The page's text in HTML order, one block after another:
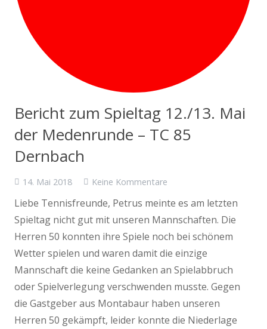
Bericht zum Spieltag 12./13. Mai
der Medenrunde – TC 85
Dernbach
14. Mai 2018 Keine Kommentare
Liebe Tennisfreunde, Petrus meinte es am letzten
Spieltag nicht gut mit unseren Mannschaften. Die
Herren 50 konnten ihre Spiele noch bei schönem
Wetter spielen und waren damit die einzige
Mannschaft die keine Gedanken an Spielabbruch
oder Spielverlegung verschwenden musste. Gegen
die Gastgeber aus Montabaur haben unseren
Herren 50 gekämpft, leider konnte die Niederlage